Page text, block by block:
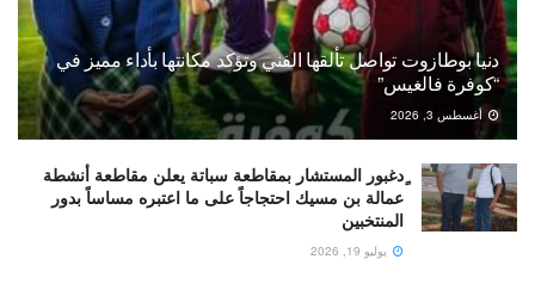
دنيا بوطازوت تواصل تألقها الفني وتؤكد مكانتها بأداء مميز في
“كوفرة فالغيس”
أغسطس 3, 2026
ٍدغبور المستشار بمقاطعة سباتة يعلن مقاطعة أنشطة
عمالة بن مسيك احتجاجاً على ما اعتبره مساساً بدور
المنتخبين
يوليو 19, 2026